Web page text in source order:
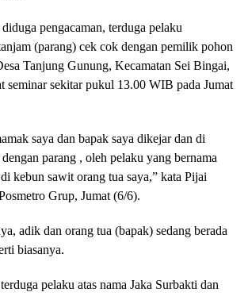
pengacaman, terduga pelaku
(parang) cek cok dengan pemilik pohon
Tanjung Gunung, Kecamatan Sei Bingai,
seminar sekitar pukul 13.00 WIB pada Jumat
saya dan bapak saya dikejar dan di
parang , oleh pelaku yang bernama
kebun sawit orang tua saya,” kata Pijai
Grup, Jumat (6/6).
adik dan orang tua (bapak) sedang berada
biasanya.
pelaku atas nama Jaka Surbakti dan